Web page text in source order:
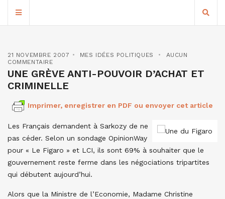
21 NOVEMBRE 2007 MES IDÉES POLITIQUES
AUCUN
COMMENTAIRE
UNE GRÈVE ANTI-POUVOIR D’ACHAT ET
CRIMINELLE
Imprimer, enregistrer en PDF ou envoyer cet article
Les Français demandent à Sarkozy de ne
pas céder. Selon un sondage OpinionWay
pour « Le Figaro » et LCI, ils sont 69% à souhaiter que le
gouvernement reste ferme dans les négociations tripartites
qui débutent aujourd’hui.
Alors que la Ministre de l’Economie, Madame Christine